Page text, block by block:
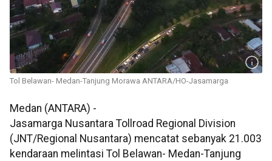
Tol Belawan- Medan-Tanjung Morawa ANTARA/HO-Jasamarga
Medan (ANTARA) -
Jasamarga Nusantara Tollroad Regional Division
(JNT/Regional Nusantara) mencatat sebanyak 21.003
kendaraan melintasi Tol Belawan- Medan-Tanjung